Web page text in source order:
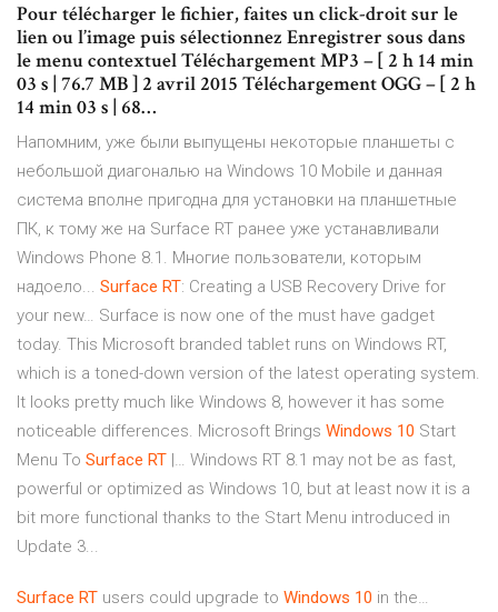
Pour télécharger le fichier, faites un click-droit sur le
lien ou l’image puis sélectionnez Enregistrer sous dans
le menu contextuel Téléchargement MP3 – [ 2 h 14 min
03 s | 76.7 MB ] 2 avril 2015 Téléchargement OGG – [ 2 h
14 min 03 s | 68…
Напомним, уже были выпущены некоторые планшеты с
небольшой диагональю на Windows 10 Mobile и данная
система вполне пригодна для установки на планшетные
ПК, к тому же на Surface RT ранее уже устанавливали
Windows Phone 8.1. Многие пользователи, которым
надоело... Surface RT: Creating a USB Recovery Drive for
your new… Surface is now one of the must have gadget
today. This Microsoft branded tablet runs on Windows RT,
which is a toned-down version of the latest operating system.
It looks pretty much like Windows 8, however it has some
noticeable differences. Microsoft Brings Windows 10 Start
Menu To Surface RT |… Windows RT 8.1 may not be as fast,
powerful or optimized as Windows 10, but at least now it is a
bit more functional thanks to the Start Menu introduced in
Update 3...
Surface RT users could upgrade to Windows 10 in the…